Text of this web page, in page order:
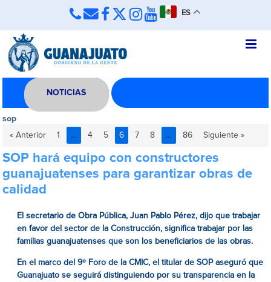
ES
NOTICIAS
sop
« Anterior
1 … 4 5 6 7 8 … 86 Siguiente »
SOP hará equipo con constructores
guanajuatenses para garantizar obras de
calidad
El secretario de Obra Pública, Juan Pablo Pérez, dijo que trabajar
en favor del sector de la Construcción, significa trabajar por las
familias guanajuatenses que son los beneficiarios de las obras.
En el marco del 9º Foro de la CMIC, el titular de SOP aseguró que
Guanajuato se seguirá distinguiendo por su transparencia en la